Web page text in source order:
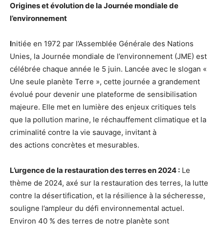
Origines et évolution de la Journée mondiale de
l’environnement
Initiée en 1972 par l’Assemblée Générale des Nations
Unies, la Journée mondiale de l’environnement (JME) est
célébrée chaque année le 5 juin. Lancée avec le slogan «
Une seule planète Terre », cette journée a grandement
évolué pour devenir une plateforme de sensibilisation
majeure. Elle met en lumière des enjeux critiques tels
que la pollution marine, le réchauffement climatique et la
criminalité contre la vie sauvage, invitant à
des actions concrètes et mesurables.
L’urgence de la restauration des terres en 2024 : Le
thème de 2024, axé sur la restauration des terres, la lutte
contre la désertification, et la résilience à la sécheresse,
souligne l’ampleur du défi environnemental actuel.
Environ 40 % des terres de notre planète sont